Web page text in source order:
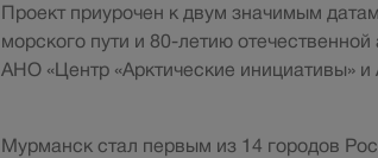
Проект приурочен к двум значимым
морского пути и 80-летию
АНО «Центр «Арктические инициативы»
Мурманск стал первым из 14 городов